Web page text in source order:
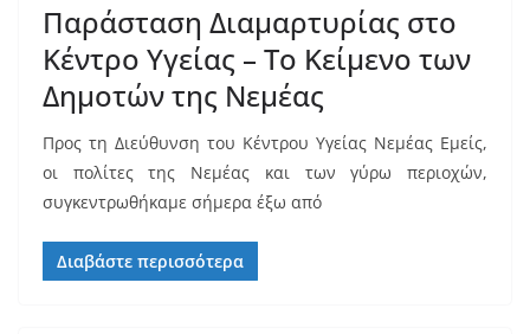
Παράσταση Διαμαρτυρίας στο
Κέντρο Υγείας – Το Κείμενο των
Δημοτών της Νεμέας
Προς τη Διεύθυνση του Κέντρου Υγείας Νεμέας Εμείς,
οι πολίτες της Νεμέας και των γύρω περιοχών,
συγκεντρωθήκαμε σήμερα έξω από
Διαβάστε περισσότερα